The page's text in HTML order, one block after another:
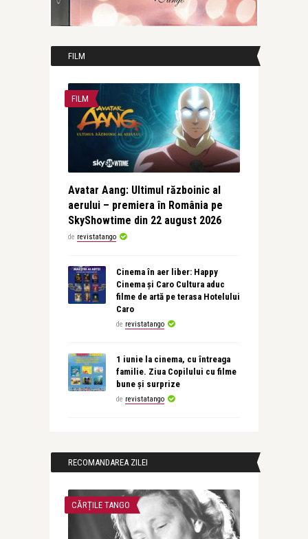
FILM
FILM
Avatar Aang: Ultimul războinic al
aerului – premiera în România pe
SkyShowtime din 22 august 2026
de revistatango
Cinema în aer liber: Happy
Cinema și Caro Cultura aduc
filme de artă pe terasa Hotelului
Caro
de revistatango
1 iunie la cinema, cu întreaga
familie. Ziua Copilului cu filme
bune și surprize
de revistatango
RECOMANDAREA ZILEI
CĂRȚILE TANGO